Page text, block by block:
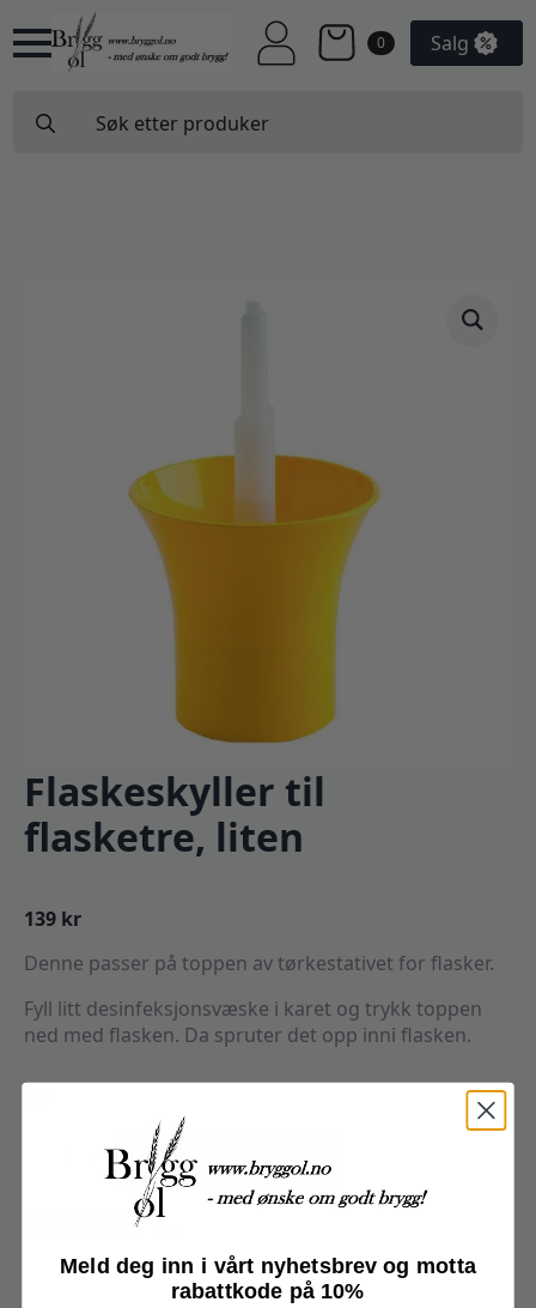
0 Salg
for:
Flaskeskyller til
flasketre, liten
139 kr
Denne passer på toppen av tørkestativet for flasker.
Fyll litt desinfeksjonsvæske i karet og trykk toppen
ned med flasken. Da spruter det opp inni flasken.
Legg I Handlekurv
00510
Rengjøring
Meld deg inn i vårt nyhetsbrev og motta
rabattkode på 10%